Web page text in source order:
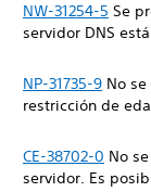
NW-31254-5 Se
servidor DNS
NP-31735-9 No
restricción de
CE-38702-0 No
servidor. Es